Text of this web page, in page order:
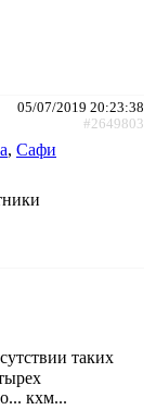
05/07/2019 20:23:38
#2649803
, Сафи
таких
кхм...